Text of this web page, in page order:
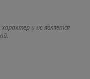
и не является